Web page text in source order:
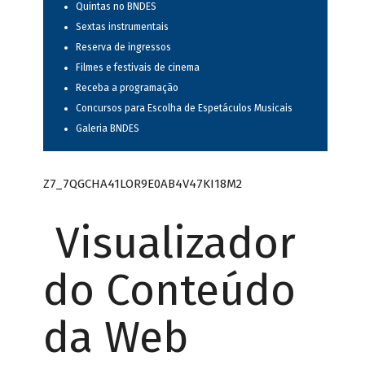
Quintas no BNDES
Sextas instrumentais
Reserva de ingressos
Filmes e festivais de cinema
Receba a programação
Concursos para Escolha de Espetáculos Musicais
Galeria BNDES
Z7_7QGCHA41LOR9E0AB4V47KI18M2
Visualizador
do Conteúdo
da Web